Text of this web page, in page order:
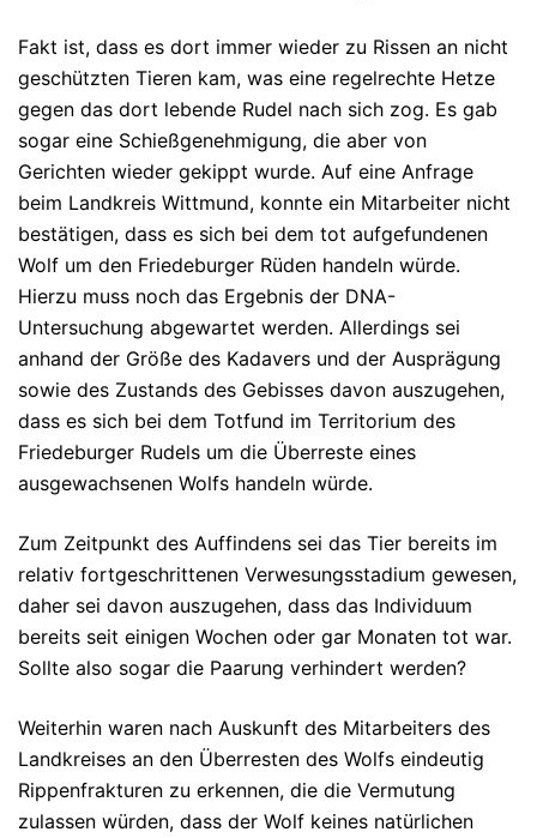
Fakt ist, dass es dort immer wieder zu Rissen an nicht
geschützten Tieren kam, was eine regelrechte Hetze
gegen das dort lebende Rudel nach sich zog. Es gab
sogar eine Schießgenehmigung, die aber von
Gerichten wieder gekippt wurde. Auf eine Anfrage
beim Landkreis Wittmund, konnte ein Mitarbeiter nicht
bestätigen, dass es sich bei dem tot aufgefundenen
Wolf um den Friedeburger Rüden handeln würde.
Hierzu muss noch das Ergebnis der DNA-
Untersuchung abgewartet werden. Allerdings sei
anhand der Größe des Kadavers und der Ausprägung
sowie des Zustands des Gebisses davon auszugehen,
dass es sich bei dem Totfund im Territorium des
Friedeburger Rudels um die Überreste eines
ausgewachsenen Wolfs handeln würde.
Zum Zeitpunkt des Auffindens sei das Tier bereits im
relativ fortgeschrittenen Verwesungsstadium gewesen,
daher sei davon auszugehen, dass das Individuum
bereits seit einigen Wochen oder gar Monaten tot war.
Sollte also sogar die Paarung verhindert werden?
Weiterhin waren nach Auskunft des Mitarbeiters des
Landkreises an den Überresten des Wolfs eindeutig
Rippenfrakturen zu erkennen, die die Vermutung
zulassen würden, dass der Wolf keines natürlichen